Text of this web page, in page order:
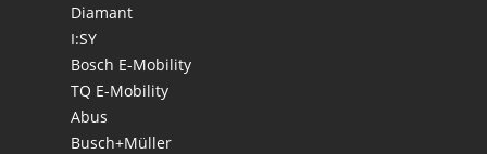
Diamant
I:SY
Bosch E-Mobility
TQ E-Mobility
Abus
Busch+Müller